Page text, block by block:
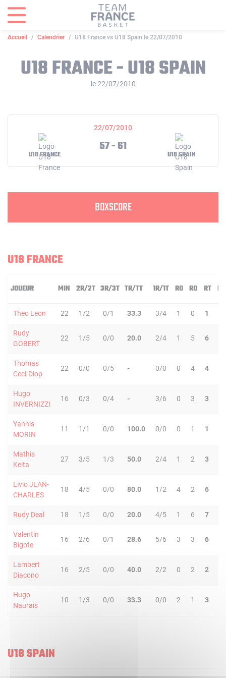
Accueil Calendrier U18 France vs U18 Spain le 22/07/2010
U18 FRANCE - U18 SPAIN
le 22/07/2010
22/07/2010
U18 FRANCE
57 - 61
U18 SPAIN
BOXSCORE
U18 FRANCE
JOUEUR MIN 2R/2T 3R/3T TR/TT 1R/1T RO RD RT PD
Theo Leon 22 1/2 0/1 33.3 3/4 1 0 1
Rudy
GOBERT
22 1/5 0/0 20.0 2/4 1 5 6
Thomas
Ceci-Diop
22 0/0 0/5 - 0/0 0 4 4
Hugo
INVERNIZZI
16 0/3 0/4 - 3/6 0 3 3
Yannis
MORIN
11 1/1 0/0 100.0 0/0 0 1 1
Mathis
Keita
27 3/5 1/3 50.0 2/4 1 2 3
Livio JEAN-
CHARLES
18 4/5 0/0 80.0 1/2 4 2 6
Rudy Deal 18 1/5 0/0 20.0 4/5 1 6 7
Valentin
Bigote
16 2/6 0/1 28.6 5/6 3 3 6
Lambert
Diacono
16 2/5 0/0 40.0 2/2 0 2 2
Hugo
Naurais
10 1/3 0/0 33.3 0/0 2 1 3
U18 SPAIN
Panneau de gestion des cookies